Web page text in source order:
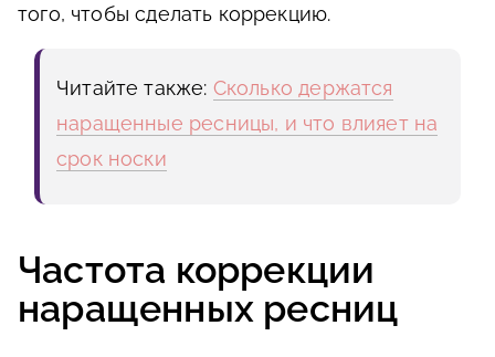
того, чтобы сделать коррекцию.
Читайте также: Сколько держатся
наращенные ресницы, и что влияет на
срок носки
Частота коррекции
наращенных ресниц